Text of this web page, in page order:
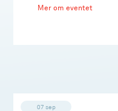
Mer om eventet
07 sep